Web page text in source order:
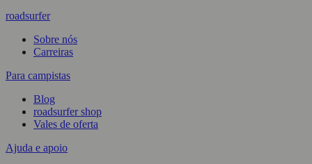
roadsurfer
Sobre nós
Carreiras
Para campistas
Blog
roadsurfer shop
Vales de oferta
Ajuda e apoio